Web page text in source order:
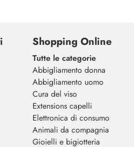
Shopping Online
Tutte le categorie
Abbigliamento donna
Abbigliamento uomo
Cura del viso
Extensions capelli
Elettronica di consumo
Animali da compagnia
Gioielli e bigiotteria